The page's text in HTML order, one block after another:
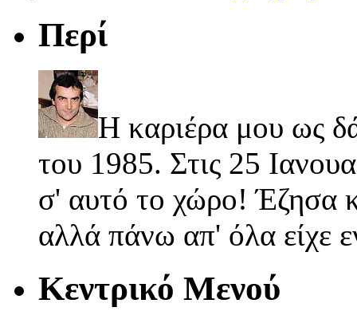
Περί
Η καριέρα μου ως
του 1985. Στις 25
σ' αυτό το χώρο! Έζησα
αλλά πάνω απ' όλα είχε
Κεντρικό Μενού